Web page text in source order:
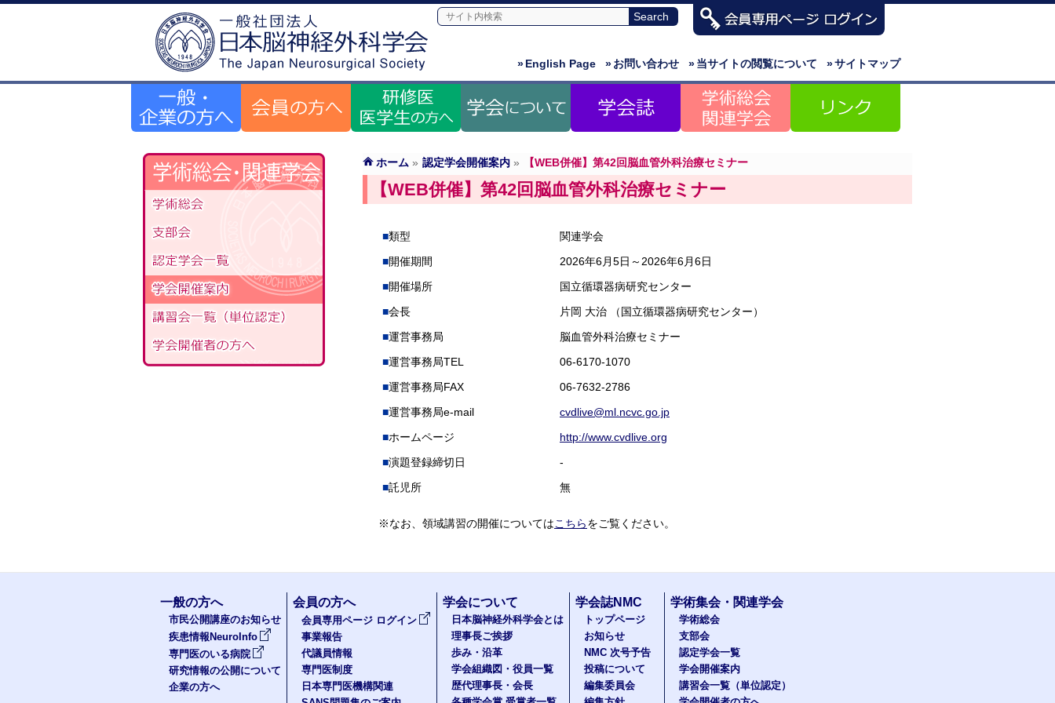
»サイトマップ
»当サイトの閲覧について
»お問い合わせ
»English Page
ホーム » 認定学会開催案内 » 【WEB併催】第42回脳血管外科治療セミナー
【WEB併催】第42回脳血管外科治療セミナー
類型
関連学会
開催期間
2026年6月5日～2026年6月6日
開催場所
国立循環器病研究センター
会長
片岡 大治 （国立循環器病研究センター）
運営事務局
脳血管外科治療セミナー
運営事務局TEL
06-6170-1070
運営事務局FAX
06-7632-2786
運営事務局e-mail
cvdlive@ml.ncvc.go.jp
ホームページ
http://www.cvdlive.org
演題登録締切日
-
託児所
無
※なお、領域講習の開催についてはこちらをご覧ください。
一般の方へ
市民公開講座のお知らせ
疾患情報NeuroInfo
専門医のいる病院
研究情報の公開について
企業の方へ
会員の方へ
会員専用ページ ログイン
事業報告
代議員情報
専門医制度
日本専門医機構関連
学会について
日本脳神経外科学会とは
理事長ご挨拶
歩み・沿革
学会組織図・役員一覧
歴代理事長・会長
学会誌NMC
トップページ
お知らせ
NMC 次号予告
投稿について
編集委員会
学術集会・関連学会
学術総会
支部会
認定学会一覧
学会開催案内
講習会一覧（単位認定）